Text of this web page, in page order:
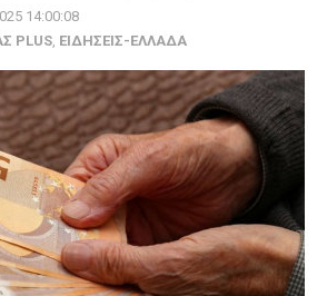
14:00:08
PLUS, ΕΙΔΗΣΕΙΣ-ΕΛΛΑΔΑ